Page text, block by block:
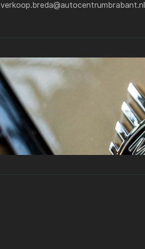
verkoop.breda@autocentrumbrabant.nl